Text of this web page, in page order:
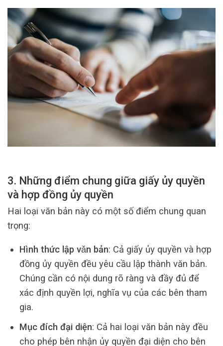
3. Những điểm chung giữa giấy ủy quyền
và hợp đồng ủy quyền
Hai loại văn bản này có một số điểm chung quan
trọng:
Hình thức lập vǎn bản: Cả giấy ủy quyền và hợp
đồng ủy quyền đều yêu cầu lập thành văn bản.
Chúng cần có nội dung rõ ràng và đầy đủ để
xác định quyền lợi, nghĩa vụ của các bên tham
gia.
Mục đích đại diện: Cả hai loại văn bản này đều
cho phép bên nhận ủy quyền đại diện cho bên